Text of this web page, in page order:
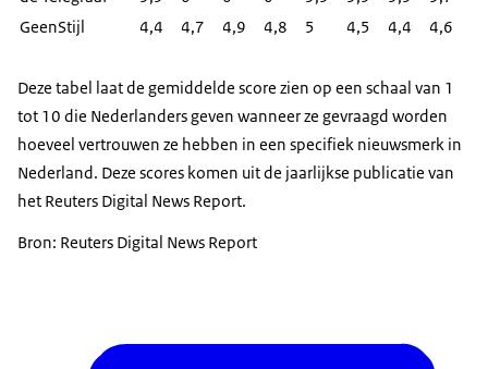
GeenStijl
4,4 4,7 4,9 4,8 5 4,5 4,4 4,6
Deze tabel laat de gemiddelde score zien op een schaal van 1
tot 10 die Nederlanders geven wanneer ze gevraagd worden
hoeveel vertrouwen ze hebben in een specifiek nieuwsmerk in
Nederland. Deze scores komen uit de jaarlijkse publicatie van
het Reuters Digital News Report.
Bron: Reuters Digital News Report